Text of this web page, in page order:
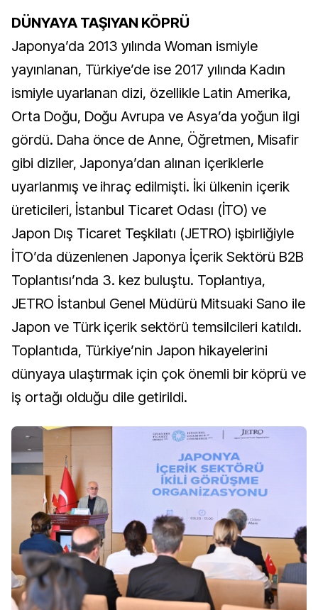
DÜNYAYA TAŞIYAN KÖPRÜ
Japonya’da 2013 yılında Woman ismiyle
yayınlanan, Türkiye’de ise 2017 yılında Kadın
ismiyle uyarlanan dizi, özellikle Latin Amerika,
Orta Doğu, Doğu Avrupa ve Asya’da yoğun ilgi
gördü. Daha önce de Anne, Öğretmen, Misafir
gibi diziler, Japonya’dan alınan içeriklerle
uyarlanmış ve ihraç edilmişti. İki ülkenin içerik
üreticileri, İstanbul Ticaret Odası (İTO) ve
Japon Dış Ticaret Teşkilatı (JETRO) işbirliğiyle
İTO’da düzenlenen Japonya İçerik Sektörü B2B
Toplantısı’nda 3. kez buluştu. Toplantıya,
JETRO İstanbul Genel Müdürü Mitsuaki Sano ile
Japon ve Türk içerik sektörü temsilcileri katıldı.
Toplantıda, Türkiye’nin Japon hikayelerini
dünyaya ulaştırmak için çok önemli bir köprü ve
iş ortağı olduğu dile getirildi.